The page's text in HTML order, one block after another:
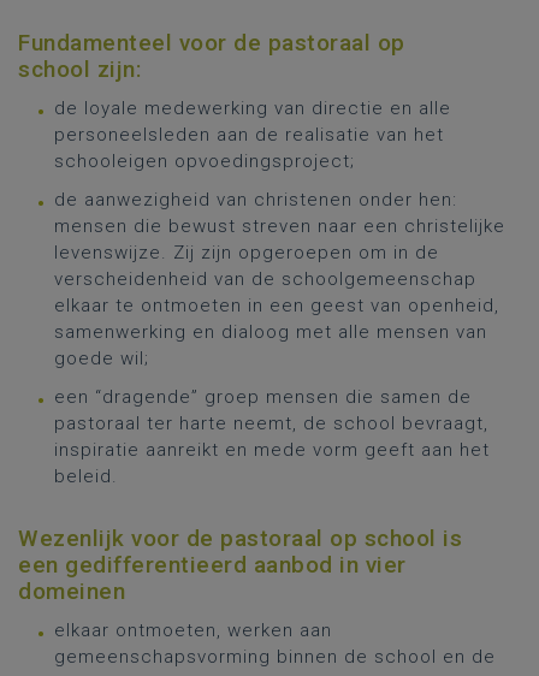
Fundamenteel voor de pastoraal op
school zijn:
de loyale medewerking van directie en alle
personeelsleden aan de realisatie van het
schooleigen opvoedingsproject;
de aanwezigheid van christenen onder hen:
mensen die bewust streven naar een christelijke
levenswijze. Zij zijn opgeroepen om in de
verscheidenheid van de schoolgemeenschap
elkaar te ontmoeten in een geest van openheid,
samenwerking en dialoog met alle mensen van
goede wil;
een “dragende” groep mensen die samen de
pastoraal ter harte neemt, de school bevraagt,
inspiratie aanreikt en mede vorm geeft aan het
beleid.
Wezenlijk voor de pastoraal op school is
een gedifferentieerd aanbod in vier
domeinen
elkaar ontmoeten, werken aan
gemeenschapsvorming binnen de school en de